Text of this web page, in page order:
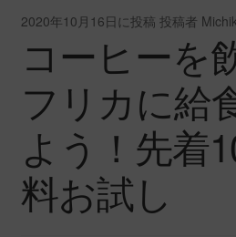
ス
プ
ッ
2020年10月16日に投稿 投稿者
コーヒーを
フリカに給
よう！先着
料お試し